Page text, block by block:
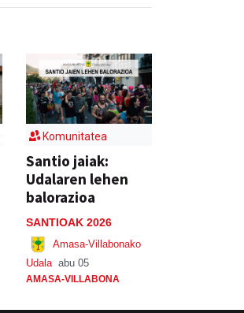
Komunitatea
Santio jaiak:
Udalaren lehen
balorazioa
SANTIOAK 2026
Amasa-Villabonako
Udala abu 05
AMASA-VILLABONA